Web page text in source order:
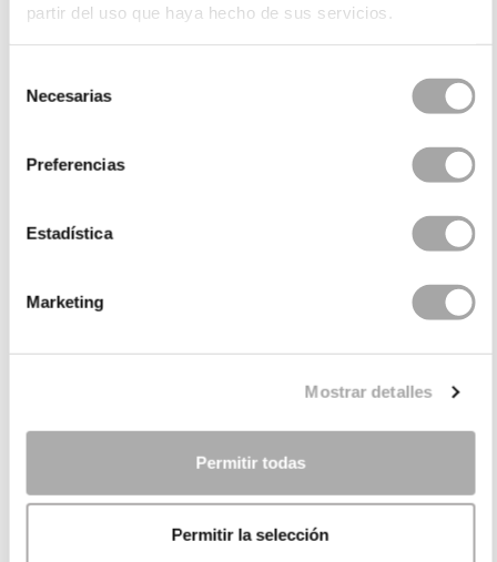
partir del uso que haya hecho de sus servicios.
Necesarias
Preferencias
Estadística
Marketing
Mostrar detalles
Permitir todas
Permitir la selección